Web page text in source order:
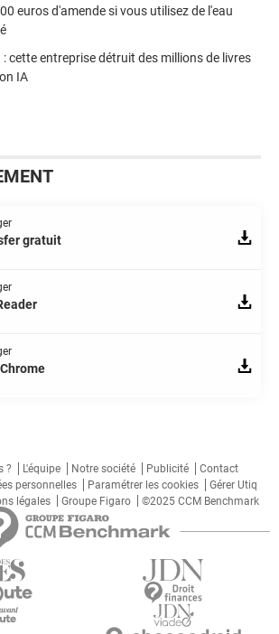
euros d'amende si vous utilisez de l'eau
cette entreprise détruit des millions de livres
IA
gratuit
? L'équipe Notre société Publicité
Contact
personnelles Paramétrer les cookies
Gérer Utiq
légales Groupe Figaro ©2025 CCM Benchmark